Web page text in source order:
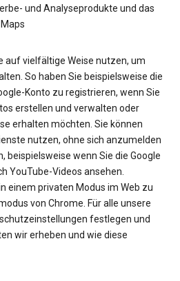
und Analyseprodukte und das
auf vielfältige Weise nutzen, um
So haben Sie beispielsweise die
Konto zu registrieren, wenn Sie
erstellen und verwalten oder
erhalten möchten. Sie können
nutzen, ohne sich anzumelden
beispielsweise wenn Sie die Google
YouTube-Videos ansehen.
einem privaten Modus im Web zu
von Chrome. Für alle unsere
festlegen und
wir erheben und wie diese